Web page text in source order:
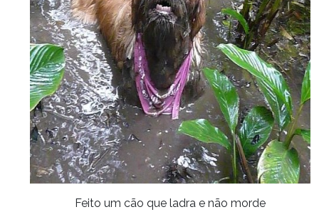
Feito um cão que ladra e não morde